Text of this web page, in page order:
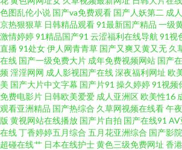
灬爽灬爽灬毛及a btspread磁力搜索引擎 91综合精
人伊人大香蕉 欧美日韩国产精品视频 在线高清电视
源第一页 日韩一区视频蜜桃 99re在线视频亚洲 秋
合在线分类 韩国午夜探花 天堂电影网免费观看 不
亚洲欧洲日本在线观看 蜜桃AV天堂 变态丝袜另类
色图乱伦小说 国产va免费观看 国产人妖第二 成
京热狠狠草 日韩精品观看91最新国产精品 一级
激情婷婷91精品国产91 云涩福利在线导航 91视
直播 91处女伊人网青青草 国产又爽又黄又无 久
在线 国产一级免费大片 成年免费视频网站 国产
频淫淫网网 成人影视国产在线深夜福利网址 欧
美 国产大片中文字幕 国产片91 操久婷婷91视频
免费电影片 日韩欧美爱爱 成人亚洲区欧美性16
观看亚洲精品 国产热综合 久草网视频在线看午
版 黄视网站在线播放 国产片自拍 国产在线91 AV
在线丁香婷婷五月综合 五月花亚洲综合 国产影
超碰在线艹 日本在线护士黄色三级免费网址 香